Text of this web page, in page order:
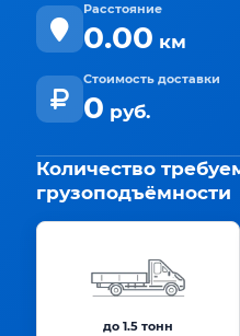
Расстояние
0.00 км
Стоимость доставки
0 руб.
Количество
грузоподъёмности
до 1.5 тонн